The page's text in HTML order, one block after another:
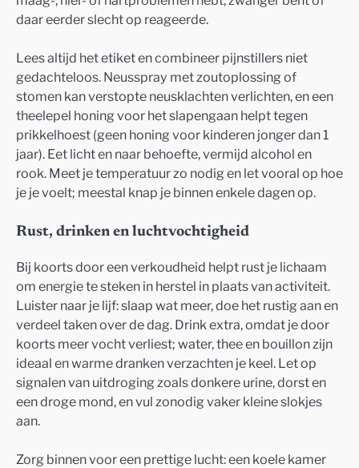
daar eerder slecht op reageerde.
Lees altijd het etiket en combineer pijnstillers niet
gedachteloos. Neusspray met zoutoplossing of
stomen kan verstopte neusklachten verlichten, en een
theelepel honing voor het slapengaan helpt tegen
prikkelhoest (geen honing voor kinderen jonger dan 1
jaar). Eet licht en naar behoefte, vermijd alcohol en
rook. Meet je temperatuur zo nodig en let vooral op hoe
je je voelt; meestal knap je binnen enkele dagen op.
Rust, drinken en luchtvochtigheid
Bij koorts door een verkoudheid helpt rust je lichaam
om energie te steken in herstel in plaats van activiteit.
Luister naar je lijf: slaap wat meer, doe het rustig aan en
verdeel taken over de dag. Drink extra, omdat je door
koorts meer vocht verliest; water, thee en bouillon zijn
ideaal en warme dranken verzachten je keel. Let op
signalen van uitdroging zoals donkere urine, dorst en
een droge mond, en vul zonodig vaker kleine slokjes
aan.
Zorg binnen voor een prettige lucht: een koele kamer